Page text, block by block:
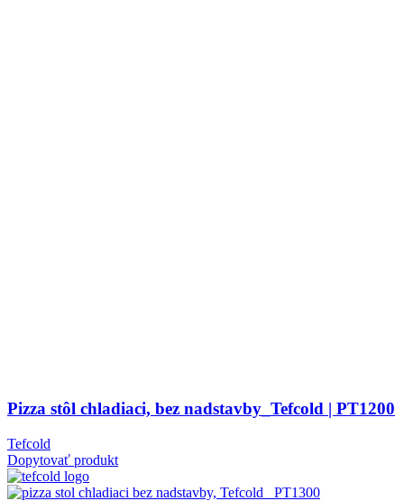
Pizza stôl chladiaci, bez nadstavby_Tefcold | PT1200
Tefcold
Dopytovať produkt